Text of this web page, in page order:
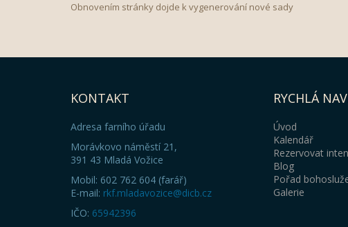
Obnovením stránky dojde k vygenerování nové sady
KONTAKT
Adresa farního úřadu
Morávkovo náměstí 21,
391 43 Mladá Vožice
Mobil: 602 762 604 (farář)
E-mail: rkf.mladavozice@dicb.cz
IČO: 65942396
RYCHLÁ
Úvod
Kalendář
Rezervovat
Blog
Pořad
Galerie